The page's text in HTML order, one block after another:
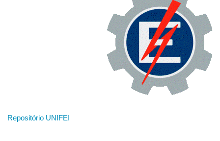
Repositório UNIFEI